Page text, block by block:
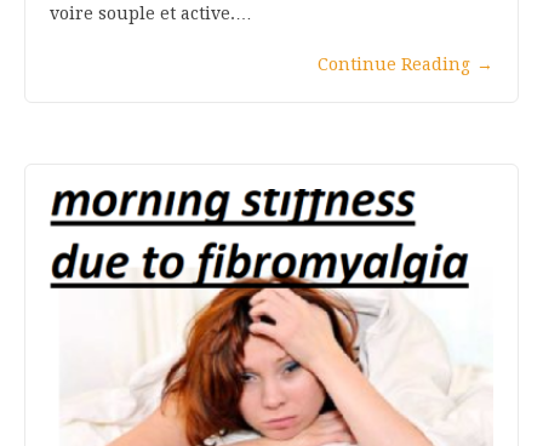
voire souple et active.…
Continue Reading →